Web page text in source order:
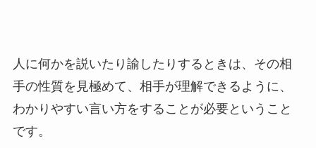
人に何かを説いたり諭したりするときは、その相
手の性質を見極めて、相手が理解できるように、
わかりやすい言い方をすることが必要ということ
です。